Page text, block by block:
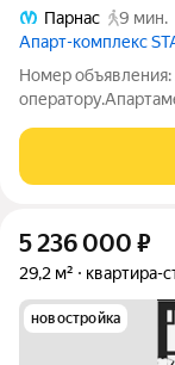
Парнас
9 мин.
Апарт-комплекс
Номер
сдачи в аренду. В
"Парнас",
5 236 000 ₽
29,2 м² квартира-
новостройка